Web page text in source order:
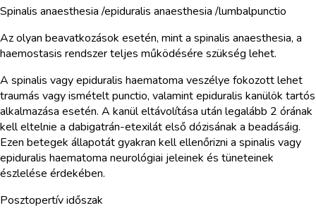
Spinalis anaesthesia /epiduralis anaesthesia /lumbalpunctio
Az olyan beavatkozások esetén, mint a spinalis anaesthesia, a
haemostasis rendszer teljes működésére szükség lehet.
A spinalis vagy epiduralis haematoma veszélye fokozott lehet
traumás vagy ismételt punctio, valamint epiduralis kanülök tartós
alkalmazása esetén. A kanül eltávolítása után legalább 2 órának
kell eltelnie a dabigatrán-etexilát első dózisának a beadásáig.
Ezen betegek állapotát gyakran kell ellenőrizni a spinalis vagy
epiduralis haematoma neurológiai jeleinek és tüneteinek
észlelése érdekében.
Posztopertív időszak